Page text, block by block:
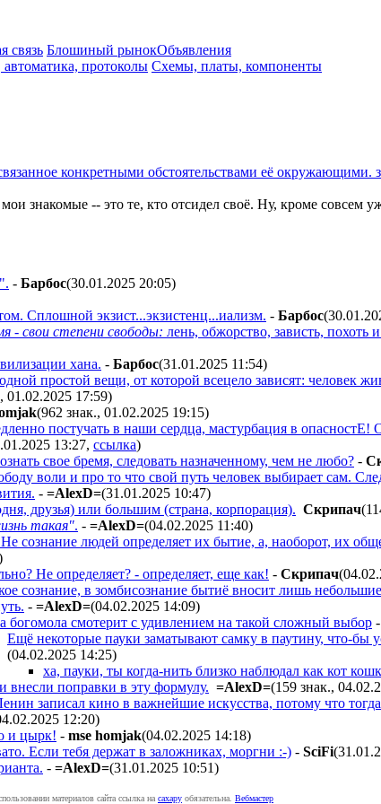
связь Блошиный рынокОбъявления
протоколы Схемы, платы, компоненты
конкретными обстоятельствами её
знакомые -- это те, кто отсидел своё. Ну, кроме совсем
- Бapбoc(30.01.2025 20:05)
Сплошной экзист...экзистенц...иализм. - Бapбoc
- свои степени свободы: лень, обжорство, зависть, похоть
хана. - Бapбoc(31.01.2025 11:54)
простой вещи, от которой всецело зависят: человек
01.02.2025 17:59)
(962 знак., 01.02.2025 19:15)
постучать в наши сердца, мастурбация в опасностЕ!
13:27, ссылка)
свое бремя, следовать назначенному, чем не любо? -
воли и про то что свой путь человек выбирает сам.
- =AlexD=(31.01.2025 10:47)
друзья) или большим (страна, корпорация). Cкpипaч
такая". - =AlexD=(04.02.2025 11:40)
сознание людей определяет их бытие, а, наоборот, их
Не определяет? - определяет, еще как! - Cкpипaч
сознание, в зомбисознание бытиё вносит лишь
- =AlexD=(04.02.2025 14:09)
богомола смотерит с удивлением на такой сложный выбор -
Ещё некоторые пауки заматывают самку в паутину, что-бы
(04.02.2025 14:25)
ха, пауки, ты когда-нить близко наблюдал как кот
внесли поправки в эту формулу. =AlexD=(159 знак.,
записал кино в важнейшие искусства, потому что
12:20)
и цырк! - mse homjak(04.02.2025 14:18)
Если тебя держат в заложниках, моргни :-) - SciFi
- =AlexD=(31.01.2025 10:51)
материалов сайта ссылка на caxapу обязательна. Вебмастер